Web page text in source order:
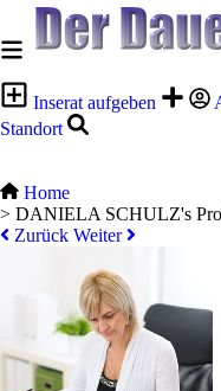
Inserat aufgeben
Standort
Home
> DANIELA SCHULZ's
Zurück Weiter